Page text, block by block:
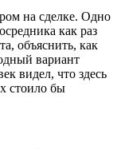
на сделке. Одно
как раз
объяснить, как
вариант
видел, что здесь
стоило бы